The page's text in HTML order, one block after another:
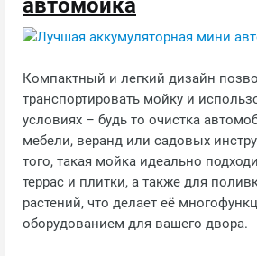
Компактный и легкий дизайн
транспортировать мойку и
условиях – будь то очистка
мебели, веранд или садовых
того, такая мойка идеально
террас и плитки, а также для
растений, что делает её
оборудованием для вашего двора.